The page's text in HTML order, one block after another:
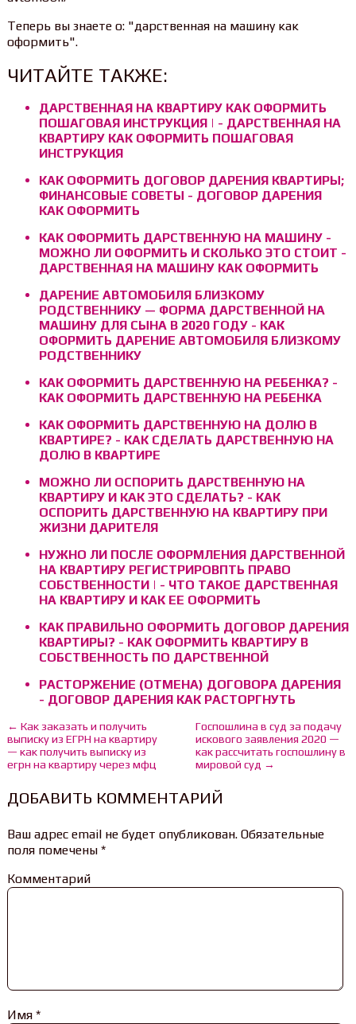
Теперь вы знаете о: "дарственная на машину как
оформить".
ЧИТАЙТЕ ТАКЖЕ:
ДАРСТВЕННАЯ НА КВАРТИРУ КАК ОФОРМИТЬ
ПОШАГОВАЯ ИНСТРУКЦИЯ | - ДАРСТВЕННАЯ НА
КВАРТИРУ КАК ОФОРМИТЬ ПОШАГОВАЯ
ИНСТРУКЦИЯ
КАК ОФОРМИТЬ ДОГОВОР ДАРЕНИЯ КВАРТИРЫ;
ФИНАНСОВЫЕ СОВЕТЫ - ДОГОВОР ДАРЕНИЯ
КАК ОФОРМИТЬ
КАК ОФОРМИТЬ ДАРСТВЕННУЮ НА МАШИНУ -
МОЖНО ЛИ ОФОРМИТЬ И СКОЛЬКО ЭТО СТОИТ -
ДАРСТВЕННАЯ НА МАШИНУ КАК ОФОРМИТЬ
ДАРЕНИЕ АВТОМОБИЛЯ БЛИЗКОМУ
РОДСТВЕННИКУ — ФОРМА ДАРСТВЕННОЙ НА
МАШИНУ ДЛЯ СЫНА В 2020 ГОДУ - КАК
ОФОРМИТЬ ДАРЕНИЕ АВТОМОБИЛЯ БЛИЗКОМУ
РОДСТВЕННИКУ
КАК ОФОРМИТЬ ДАРСТВЕННУЮ НА РЕБЕНКА? -
КАК ОФОРМИТЬ ДАРСТВЕННУЮ НА РЕБЕНКА
КАК ОФОРМИТЬ ДАРСТВЕННУЮ НА ДОЛЮ В
КВАРТИРЕ? - КАК СДЕЛАТЬ ДАРСТВЕННУЮ НА
ДОЛЮ В КВАРТИРЕ
МОЖНО ЛИ ОСПОРИТЬ ДАРСТВЕННУЮ НА
КВАРТИРУ И КАК ЭТО СДЕЛАТЬ? - КАК
ОСПОРИТЬ ДАРСТВЕННУЮ НА КВАРТИРУ ПРИ
ЖИЗНИ ДАРИТЕЛЯ
НУЖНО ЛИ ПОСЛЕ ОФОРМЛЕНИЯ ДАРСТВЕННОЙ
НА КВАРТИРУ РЕГИСТРИРОВПТЬ ПРАВО
СОБСТВЕННОСТИ | - ЧТО ТАКОЕ ДАРСТВЕННАЯ
НА КВАРТИРУ И КАК ЕЕ ОФОРМИТЬ
КАК ПРАВИЛЬНО ОФОРМИТЬ ДОГОВОР ДАРЕНИЯ
КВАРТИРЫ? - КАК ОФОРМИТЬ КВАРТИРУ В
СОБСТВЕННОСТЬ ПО ДАРСТВЕННОЙ
РАСТОРЖЕНИЕ (ОТМЕНА) ДОГОВОРА ДАРЕНИЯ
- ДОГОВОР ДАРЕНИЯ КАК РАСТОРГНУТЬ
← Как заказать и получить
выписку из ЕГРН на квартиру
— как получить выписку из
егрн на квартиру через мфц
Госпошлина в суд за подачу
искового заявления 2020 —
как рассчитать госпошлину в
мировой суд →
ДОБАВИТЬ КОММЕНТАРИЙ
Ваш адрес email не будет опубликован.Обязательные
поля помечены *
Комментарий
Имя *